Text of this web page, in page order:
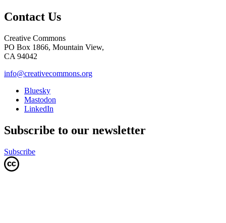
Contact Us
Creative Commons
PO Box 1866, Mountain View,
CA 94042
info@creativecommons.org
Bluesky
Mastodon
LinkedIn
Subscribe to our newsletter
Subscribe